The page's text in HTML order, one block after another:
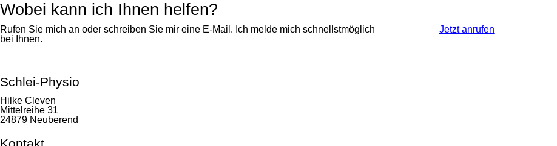
Wobei kann ich Ihnen helfen?
Rufen Sie mich an oder schreiben Sie mir eine E-Mail. Ich melde mich schnellstmöglich
bei Ihnen.
Jetzt anrufen
Schlei-Physio
Hilke Cleven
Mittelreihe 31
24879 Neuberend